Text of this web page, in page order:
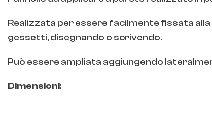
Realizzata per essere facilmente fissata
gessetti, disegnando o scrivendo.
Può essere ampliata aggiungendo
Dimensioni: